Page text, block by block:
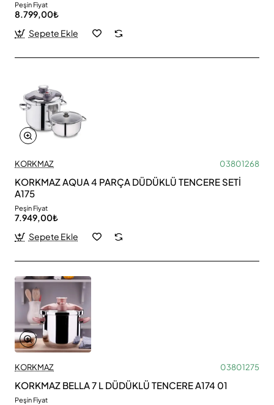
Peşin Fiyat
8.799,00₺
Sepete Ekle
KORKMAZ 03801268
KORKMAZ AQUA 4 PARÇA DÜDÜKLÜ TENCERE SETİ
A175
Peşin Fiyat
7.949,00₺
Sepete Ekle
KORKMAZ 03801275
KORKMAZ BELLA 7 L DÜDÜKLÜ TENCERE A174 01
Peşin Fiyat